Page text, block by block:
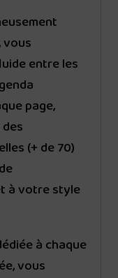
entre les
page,
(+ de 70)
à votre style
à chaque
vous